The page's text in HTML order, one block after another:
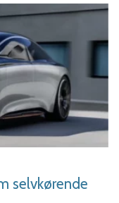
LÆS MERE
selvkørende